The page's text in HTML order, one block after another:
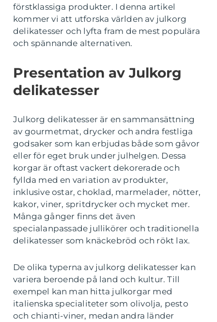
förstklassiga produkter. I denna artikel
kommer vi att utforska världen av julkorg
delikatesser och lyfta fram de mest populära
och spännande alternativen.
Presentation av Julkorg
delikatesser
Julkorg delikatesser är en sammansättning
av gourmetmat, drycker och andra festliga
godsaker som kan erbjudas både som gåvor
eller för eget bruk under julhelgen. Dessa
korgar är oftast vackert dekorerade och
fyllda med en variation av produkter,
inklusive ostar, choklad, marmelader, nötter,
kakor, viner, spritdrycker och mycket mer.
Många gånger finns det även
specialanpassade jullikörer och traditionella
delikatesser som knäckebröd och rökt lax.
De olika typerna av julkorg delikatesser kan
variera beroende på land och kultur. Till
exempel kan man hitta julkorgar med
italienska specialiteter som olivolja, pesto
och chianti-viner, medan andra länder